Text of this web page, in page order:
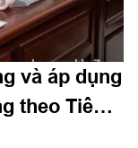
và áp dụng
theo Tiêu